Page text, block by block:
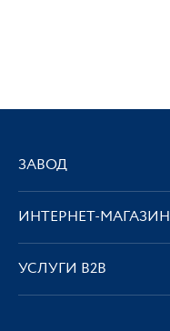
ЗАВОД
ИНТЕРНЕТ-МАГАЗИН
УСЛУГИ В2В